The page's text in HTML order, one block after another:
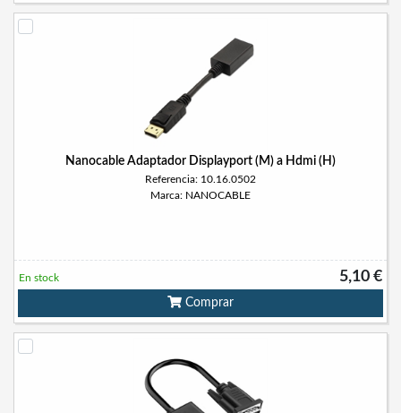
Nanocable Adaptador Displayport (M) a Hdmi (H)
Referencia: 10.16.0502
Marca: NANOCABLE
5,10 €
En stock
Comprar